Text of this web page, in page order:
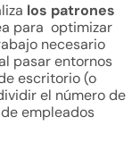
los patrones
para optimizar
necesario
pasar entornos
escritorio (o
el número de
empleados